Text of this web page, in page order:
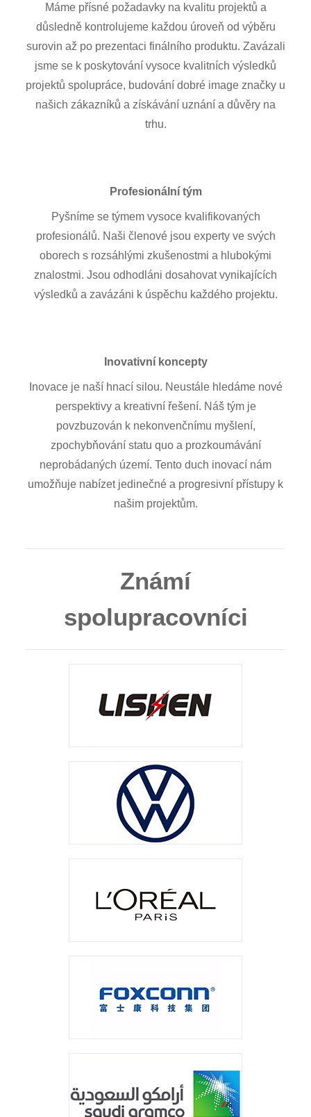
Máme přísné požadavky na kvalitu projektů a
důsledně kontrolujeme každou úroveň od výběru
surovin až po prezentaci finálního produktu. Zavázali
jsme se k poskytování vysoce kvalitních výsledků
projektů spolupráce, budování dobré image značky u
našich zákazníků a získávání uznání a důvěry na
trhu.
Profesionální tým
Pyšníme se týmem vysoce kvalifikovaných
profesionálů. Naši členové jsou experty ve svých
oborech s rozsáhlými zkušenostmi a hlubokými
znalostmi. Jsou odhodláni dosahovat vynikajících
výsledků a zavázáni k úspěchu každého projektu.
Inovativní koncepty
Inovace je naší hnací silou. Neustále hledáme nové
perspektivy a kreativní řešení. Náš tým je
povzbuzován k nekonvenčnímu myšlení,
zpochybňování statu quo a prozkoumávání
neprobádaných území. Tento duch inovací nám
umožňuje nabízet jedinečné a progresivní přístupy k
našim projektům.
Známí
spolupracovníci